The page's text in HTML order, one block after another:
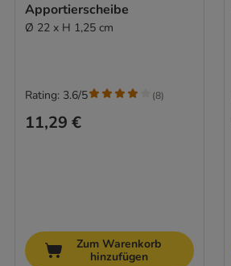
Apportierscheibe
Ø 22 x H 1,25 cm
11,29 €
Rating: 3.6/5 (8)
Zum Warenkorb
hinzufügen